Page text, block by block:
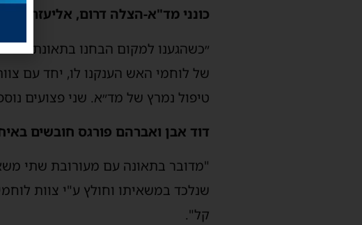
כונני מד"א-הצלה דרום, אליעזר
של לוחמי האש הענקנו לו, יחד עם
טיפול נמרץ של מד״א. שני פצועים
דוד אבן ואברהם פורגס חובשים
שנלכד במשאיתו וחולץ ע"י צוות
קל".